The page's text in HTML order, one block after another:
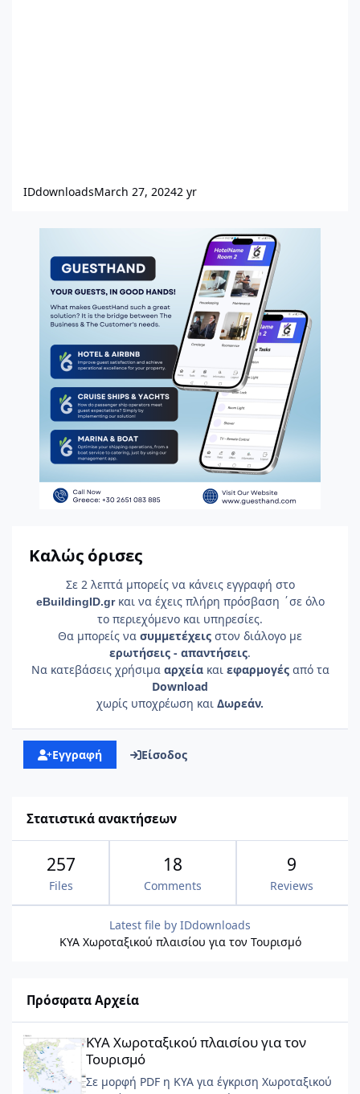
IDdownloadsMarch 27, 20242 yr
Καλώς όρισες
Σε 2 λεπτά μπορείς να κάνεις εγγραφή στο
eBuildingID.gr και να έχεις πλήρη πρόσβαση ΄σε όλο
το περιεχόμενο και υπηρεσίες.
Θα μπορείς να συμμετέχεις στον διάλογο με
ερωτήσεις - απαντήσεις.
Να κατεβάσεις χρήσιμα αρχείακαι εφαρμογέςαπό τα
Download
χωρίς υποχρέωση και Δωρεάν.
Εγγραφή Είσοδος
Στατιστικά ανακτήσεων
257
Files
18
Comments
9
Reviews
Latest file by IDdownloads
ΚΥΑ Χωροταξικού πλαισίου για τον Τουρισμό
Πρόσφατα Αρχεία
ΚΥΑ Χωροταξικού πλαισίου για τον
Τουρισμό
Σε μορφή PDF η ΚΥΑ για έγκριση Χωροταξικού